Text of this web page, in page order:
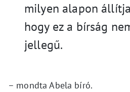
milyen alapon
hogy ez a bírság
jellegű.
– mondta Abela bíró.